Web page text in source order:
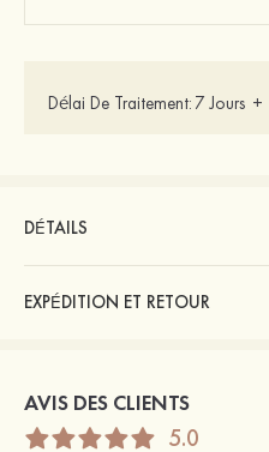
Délai De Traitement: 7 Jours +
DÉTAILS
EXPÉDITION ET RETOUR
AVIS DES CLIENTS
5.0